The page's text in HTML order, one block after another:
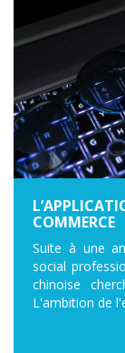
COMMERCE
Suite à une
social
chinoise
L'ambition de